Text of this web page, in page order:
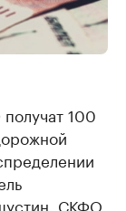
100
СКФО